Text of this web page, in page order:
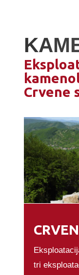
Crvene
tri